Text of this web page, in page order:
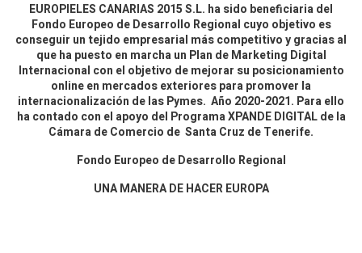
EUROPIELES CANARIAS 2015 S.L. ha sido beneficiaria del
Fondo Europeo de Desarrollo Regional cuyo objetivo es
conseguir un tejido empresarial más competitivo y gracias al
que ha puesto en marcha un Plan de Marketing Digital
Internacional con el objetivo de mejorar su posicionamiento
online en mercados exteriores para promover la
internacionalización de las Pymes. Año 2020-2021. Para ello
ha contado con el apoyo del Programa XPANDE DIGITAL de la
Cámara de Comercio de Santa Cruz de Tenerife.
Fondo Europeo de Desarrollo Regional
UNA MANERA DE HACER EUROPA